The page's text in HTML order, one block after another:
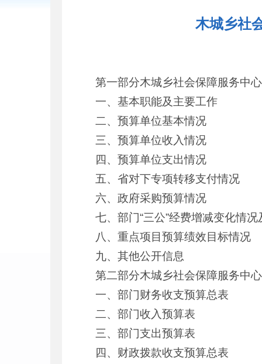
木城乡社
第一部分木城乡社会保障服务中
一、基本职能及主要工作
二、预算单位基本情况
三、预算单位收入情况
四、预算单位支出情况
五、省对下专项转移支付情况
六、政府采购预算情况
七、部门“三公”经费增减变化情
八、重点项目预算绩效目标情况
九、其他公开信息
第二部分木城乡社会保障服务中
一、部门财务收支预算总表
二、部门收入预算表
三、部门支出预算表
四、财政拨款收支预算总表